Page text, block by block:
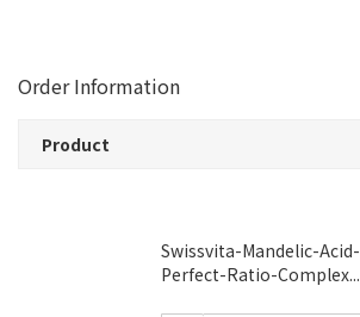
Order Information
Product
Swissvita-Mandelic-Acid-
Perfect-Ratio-Complex...